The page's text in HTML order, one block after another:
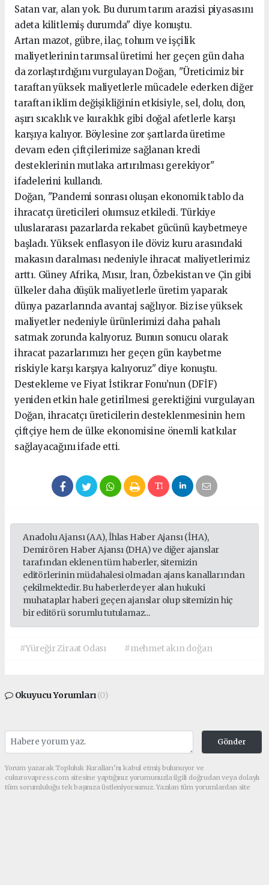
Satan var, alan yok. Bu durum tarım arazisi piyasasını
adeta kilitlemiş durumda" diye konuştu.
Artan mazot, gübre, ilaç, tohum ve işçilik
maliyetlerinin tarımsal üretimi her geçen gün daha
da zorlaştırdığını vurgulayan Doğan, "Üreticimiz bir
taraftan yüksek maliyetlerle mücadele ederken diğer
taraftan iklim değişikliğinin etkisiyle, sel, dolu, don,
aşırı sıcaklık ve kuraklık gibi doğal afetlerle karşı
karşıya kalıyor. Böylesine zor şartlarda üretime
devam eden çiftçilerimize sağlanan kredi
desteklerinin mutlaka artırılması gerekiyor"
ifadelerini kullandı.
Doğan, "Pandemi sonrası oluşan ekonomik tablo da
ihracatçı üreticileri olumsuz etkiledi. Türkiye
uluslararası pazarlarda rekabet gücünü kaybetmeye
başladı. Yüksek enflasyon ile döviz kuru arasındaki
makasın daralması nedeniyle ihracat maliyetlerimiz
arttı. Güney Afrika, Mısır, İran, Özbekistan ve Çin gibi
ülkeler daha düşük maliyetlerle üretim yaparak
dünya pazarlarında avantaj sağlıyor. Biz ise yüksek
maliyetler nedeniyle ürünlerimizi daha pahalı
satmak zorunda kalıyoruz. Bunun sonucu olarak
ihracat pazarlarımızı her geçen gün kaybetme
riskiyle karşı karşıya kalıyoruz" diye konuştu.
Destekleme ve Fiyat İstikrar Fonu’nun (DFİF)
yeniden etkin hale getirilmesi gerektiğini vurgulayan
Doğan, ihracatçı üreticilerin desteklenmesinin hem
çiftçiye hem de ülke ekonomisine önemli katkılar
sağlayacağını ifade etti.
Anadolu Ajansı (AA), İhlas Haber Ajansı (İHA),
Demirören Haber Ajansı (DHA) ve diğer ajanslar
tarafından eklenen tüm haberler, sitemizin
editörlerinin müdahalesi olmadan ajans kanallarından
çekilmektedir. Bu haberlerde yer alan hukuki
muhataplar haberi geçen ajanslar olup sitemizin hiç
bir editörü sorumlu tutulamaz...
#Yüreğir Ziraat Odası #mehmet akın doğan
Okuyucu Yorumları(0)
Gönder
Yorum yazarak Topluluk Kuralları’nı kabul etmiş bulunuyor ve
cukurovapress.com sitesine yaptığınız yorumunuzla ilgili doğrudan veya dolaylı
tüm sorumluluğu tek başınıza üstleniyorsunuz. Yazılan tüm yorumlardan site